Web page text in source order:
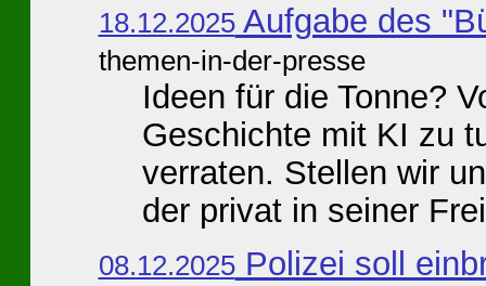
18.12.2025Aufgabe des
themen-in-der-presse
Ideen für die Tonne?
Geschichte mit KI zu
verraten. Stellen wir
der privat in seiner
08.12.2025Polizei soll